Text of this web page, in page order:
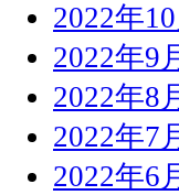
2022年10
2022年9
2022年8
2022年7
2022年6